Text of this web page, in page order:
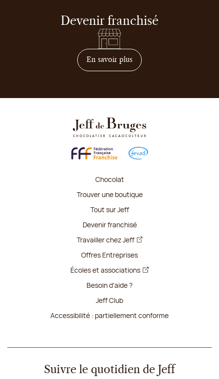
Devenir franchisé
En savoir plussur comment devenir
Chocolat
Trouver une boutique
Tout sur Jeff
Devenir franchisé
Travailler chez Jeff
Offres Entreprises
Écoles et associations
Besoin d'aide ?
Jeff Club
Accessibilité : partiellement conforme
Suivre le quotidien de Jeff